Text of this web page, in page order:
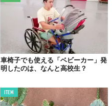
車椅子でも使える「ベビーカー」発
明したのは、なんと高校生？
ITEM